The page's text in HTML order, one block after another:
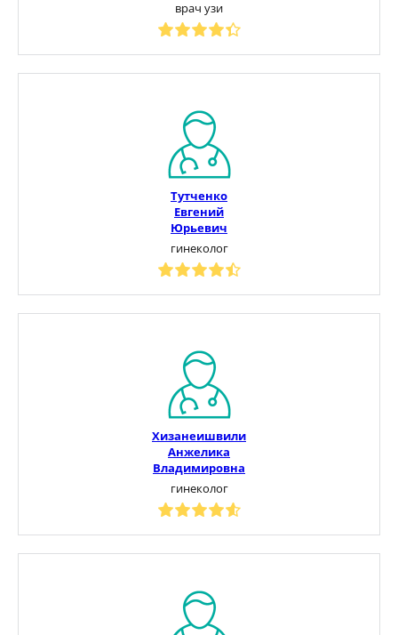
врач узи
Тутченко
Евгений
Юрьевич
гинеколог
Хизанеишвили
Анжелика
Владимировна
гинеколог